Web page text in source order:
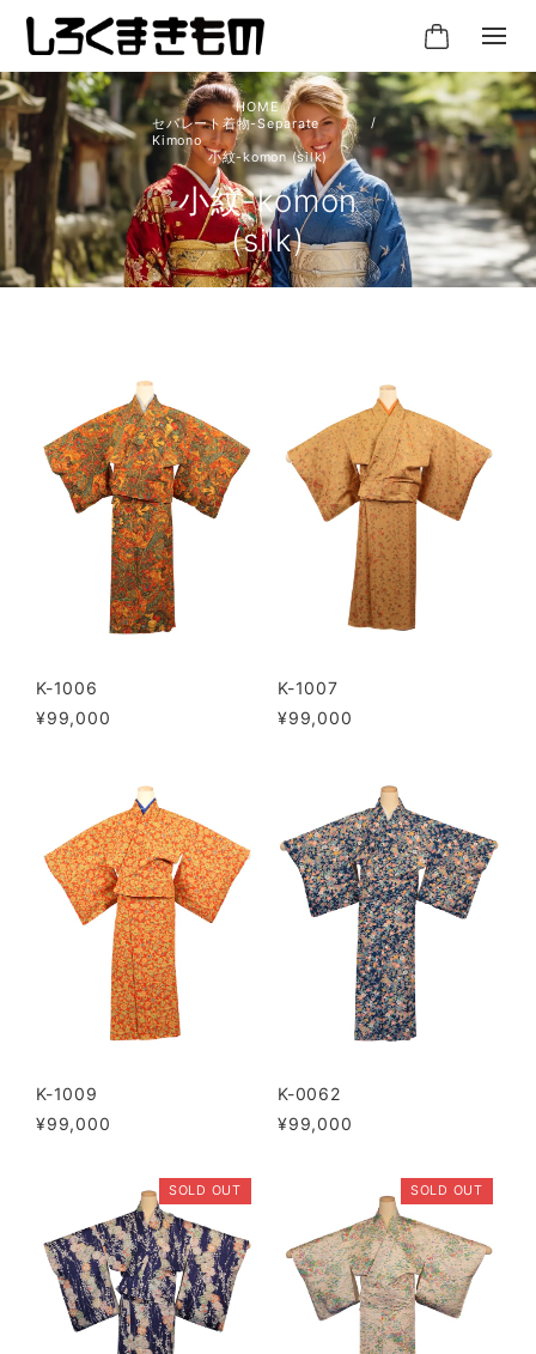
セパレート着物-Separate
Kimono
小紋-komon (silk)
小紋-komon
(silk)
K-1006
¥99,000
K-1007
¥99,000
K-1009
¥99,000
K-0062
¥99,000
SOLD OUT SOLD OUT